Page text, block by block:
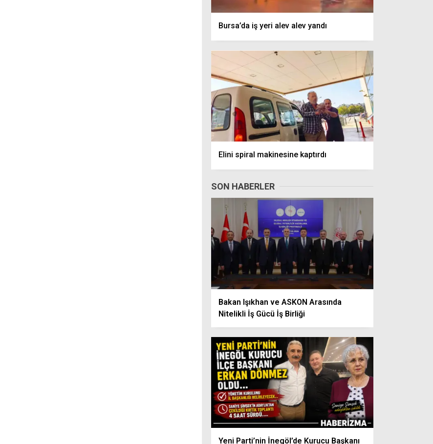
Bursa’da iş yeri alev alev yandı
Elini spiral makinesine kaptırdı
SON HABERLER
Bakan Işıkhan ve ASKON Arasında
Nitelikli İş Gücü İş Birliği
Yeni Parti’nin İnegöl’de Kurucu Başkanı